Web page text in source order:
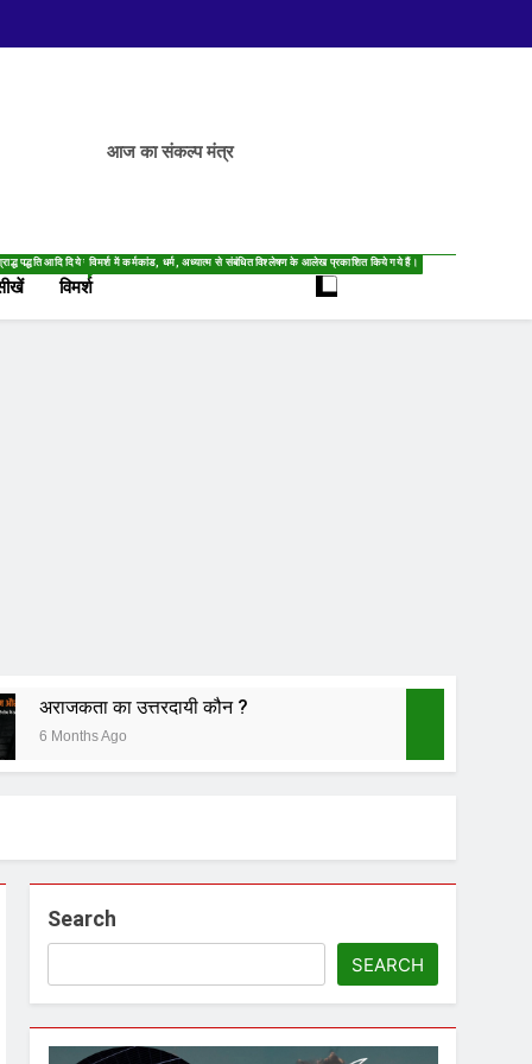
आज का संकल्प मंत्र
पद्धति आदि दिये गये हैं।
विमर्श
विमर्श में कर्मकांड, धर्म, अध्यात्म से संबंधित विश्लेषण के आलेख प्रकाशित किये गये हैं।
अराजकता का उत्तरदायी कौन ?
6 Months Ago
चला
पर घनघोर प्रहार
Search
SEARCH